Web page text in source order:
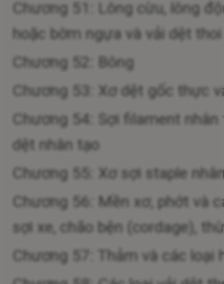
Chương 51: Lông cừu, lông
hoặc bờm ngựa và vải dệt
Chương 52: Bông
Chương 53: Xơ dệt gốc thực
Chương 54: Sợi filament
dệt nhân tạo
Chương 55: Xơ sợi staple
Chương 56: Mền xơ, phớt và
sợi xe, chão bện (cordage),
Chương 57: Thảm và các